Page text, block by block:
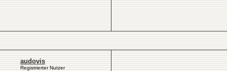
audovis
Registrierter Nutzer